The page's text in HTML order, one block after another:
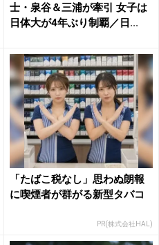
士・泉谷＆三浦が牽引 女子は
日体大が4年ぶり制覇／日...
「たばこ税なし」思わぬ朗報
に喫煙者が群がる新型タバコ
PR(株式会社HAL)